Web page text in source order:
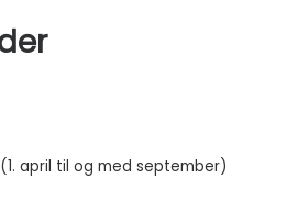
(1. april til og med september)